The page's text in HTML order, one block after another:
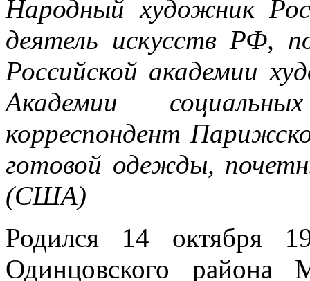
Народный художник
деятель искусств РФ,
Российской академии
Академии
корреспондент
готовой одежды,
(США)
Родился 14 октября
Одинцовского района